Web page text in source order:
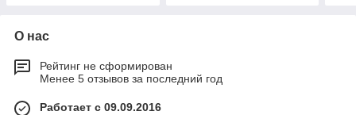
О нас
Рейтинг не сформирован
Менее 5 отзывов за последний год
Работает с 09.09.2016